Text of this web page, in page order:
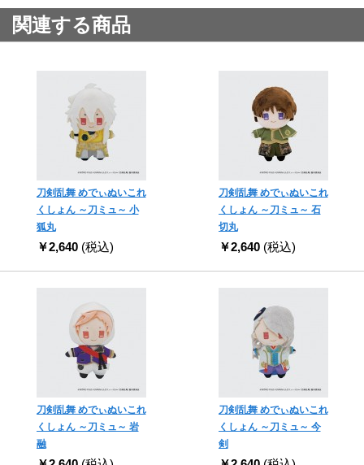
関連する商品
刀剣乱舞 めでぃぬいこれ
くしょん ～刀ミュ～ 小
狐丸
￥2,640 (税込)
刀剣乱舞 めでぃぬいこれ
くしょん ～刀ミュ～ 石
切丸
￥2,640 (税込)
刀剣乱舞 めでぃぬいこれ
くしょん ～刀ミュ～ 岩
融
刀剣乱舞 めでぃぬいこれ
くしょん ～刀ミュ～ 今
剣